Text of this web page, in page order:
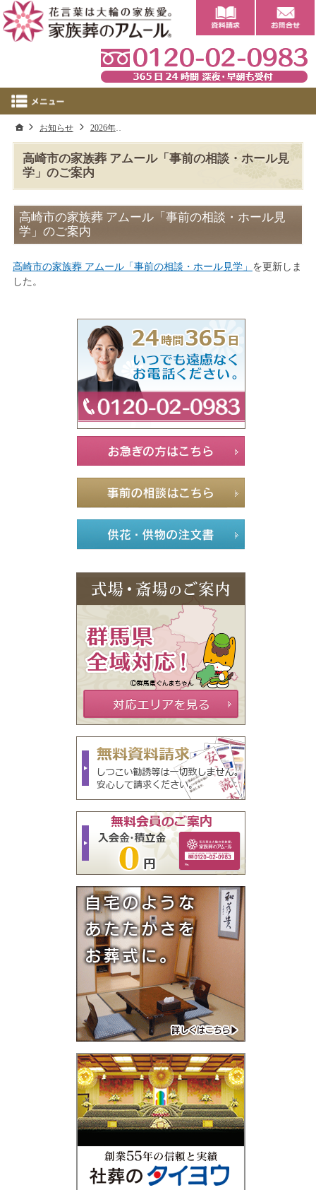
高崎市の家族葬 アムール「事前の相談・ホール見
学」のご案内
高崎市の家族葬 アムール「事前の相談・ホール見
学」のご案内
高崎市の家族葬 アムール「事前の相談・ホール見学」 を更新しま
した。
ホーム
お知らせ 2026年